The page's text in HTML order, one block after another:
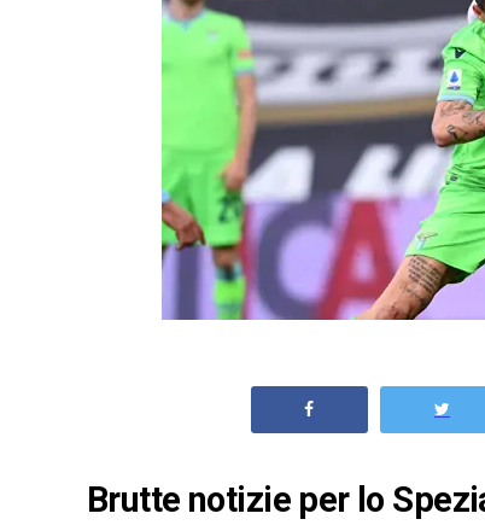
Brutte notizie per lo